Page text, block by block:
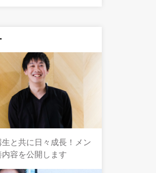
と共に日々成長！メン
容を公開します